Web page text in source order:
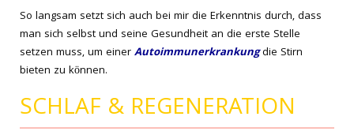
So langsam setzt sich auch bei mir die Erkenntnis durch, dass
man sich selbst und seine Gesundheit an die erste Stelle
setzen muss, um einerAutoimmunerkrankungdie Stirn
bieten zu können.
SCHLAF & REGENERATION